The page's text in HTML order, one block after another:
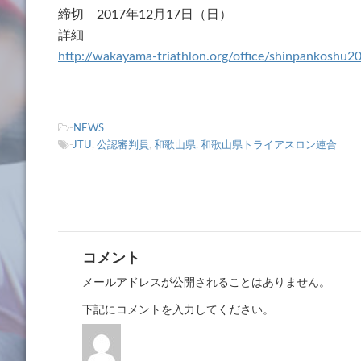
締切 2017年12月17日（日）
詳細
http://wakayama-triathlon.org/office/
- NEWS
-JTU, 公認審判員 , 和歌山県, 和歌山県トライアスロン連合
コメント
メールアドレスが公開されることはありません。
下記にコメントを入力してください。